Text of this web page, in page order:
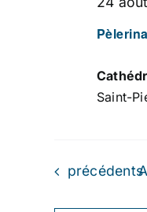
Saint-
Évènements
précédents